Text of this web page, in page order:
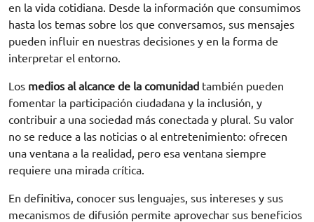
en la vida cotidiana. Desde la información que consumimos
hasta los temas sobre los que conversamos, sus mensajes
pueden influir en nuestras decisiones y en la forma de
interpretar el entorno.
Los medios al alcance de la comunidad también pueden
fomentar la participación ciudadana y la inclusión, y
contribuir a una sociedad más conectada y plural. Su valor
no se reduce a las noticias o al entretenimiento: ofrecen
una ventana a la realidad, pero esa ventana siempre
requiere una mirada crítica.
En definitiva, conocer sus lenguajes, sus intereses y sus
mecanismos de difusión permite aprovechar sus beneficios